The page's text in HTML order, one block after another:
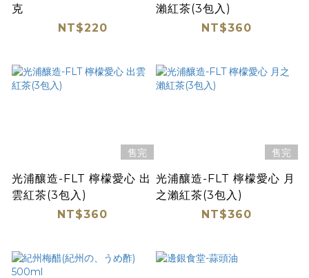
克
NT$220
瀨紅茶(3包入)
NT$360
售完
光浦釀造-FLT 檸檬愛心 出
雲紅茶(3包入)
NT$360
售完
光浦釀造-FLT 檸檬愛心 月
之瀨紅茶(3包入)
NT$360